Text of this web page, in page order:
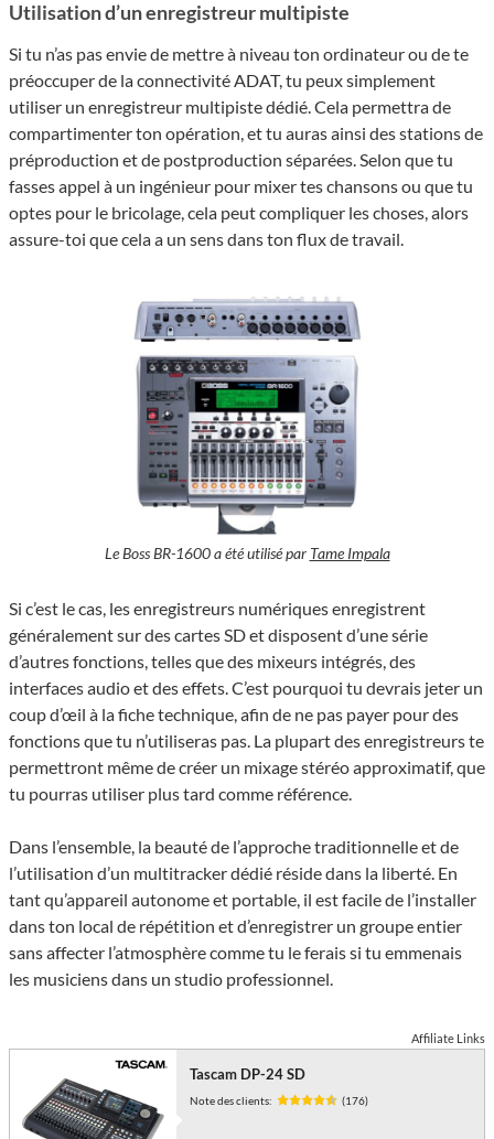
Utilisation d’un enregistreur multipiste
Si tu n’as pas envie de mettre à niveau ton ordinateur ou de te
préoccuper de la connectivité ADAT, tu peux simplement
utiliser un enregistreur multipiste dédié. Cela permettra de
compartimenter ton opération, et tu auras ainsi des stations de
préproduction et de postproduction séparées. Selon que tu
fasses appel à un ingénieur pour mixer tes chansons ou que tu
optes pour le bricolage, cela peut compliquer les choses, alors
assure-toi que cela a un sens dans ton flux de travail.
Le Boss BR-1600 a été utilisé par Tame Impala
Si c’est le cas, les enregistreurs numériques enregistrent
généralement sur des cartes SD et disposent d’une série
d’autres fonctions, telles que des mixeurs intégrés, des
interfaces audio et des effets. C’est pourquoi tu devrais jeter un
coup d’œil à la fiche technique, afin de ne pas payer pour des
fonctions que tu n’utiliseras pas. La plupart des enregistreurs te
permettront même de créer un mixage stéréo approximatif, que
tu pourras utiliser plus tard comme référence.
Dans l’ensemble, la beauté de l’approche traditionnelle et de
l’utilisation d’un multitracker dédié réside dans la liberté. En
tant qu’appareil autonome et portable, il est facile de l’installer
dans ton local de répétition et d’enregistrer un groupe entier
sans affecter l’atmosphère comme tu le ferais si tu emmenais
les musiciens dans un studio professionnel.
Affiliate Links
Tascam DP-24 SD
Note des clients: (176)